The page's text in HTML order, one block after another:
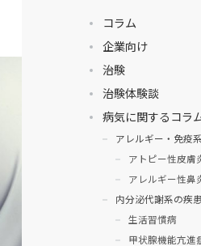
コラム
企業向け
治験
治験体験談
病気に関するコラ
アレルギー・免疫
アトピー性皮膚
アレルギー性鼻
内分泌代謝系の疾患
生活習慣病
甲状腺機能亢進